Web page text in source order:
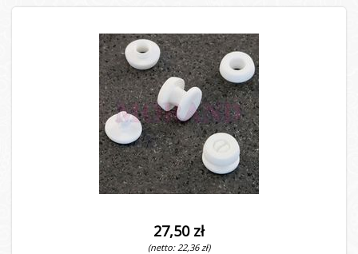
27,50 zł
(netto: 22,36 zł)